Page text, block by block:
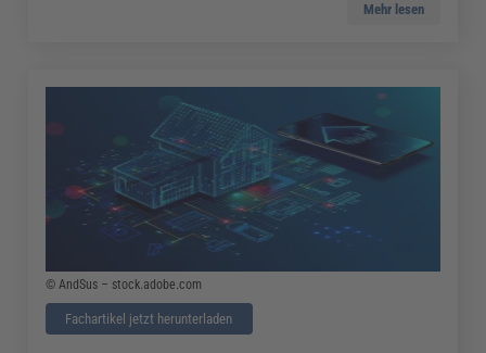
Mehr lesen
© AndSus – stock.adobe.com
Fachartikel jetzt herunterladen